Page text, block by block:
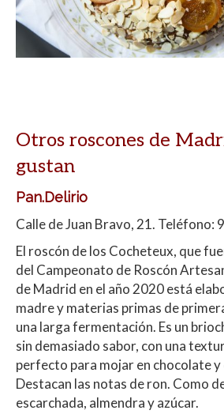
Otros roscones de
gustan
Pan.Delirio
Calle de Juan Bravo, 21. Teléfono:
El roscón de los Cocheteux, que
del Campeonato de Roscón
de Madrid en el año 2020 está
madre y materias primas de
una larga fermentación. Es un
sin demasiado sabor, con una
perfecto para mojar en chocolate y
Destacan las notas de ron. Como
escarchada, almendra y azúcar.